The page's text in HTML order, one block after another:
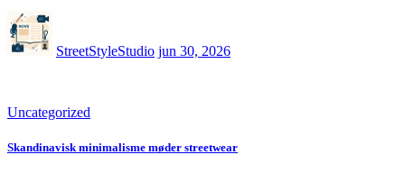
StreetStyleStudio jun 30, 2026
Uncategorized
Skandinavisk minimalisme møder streetwear